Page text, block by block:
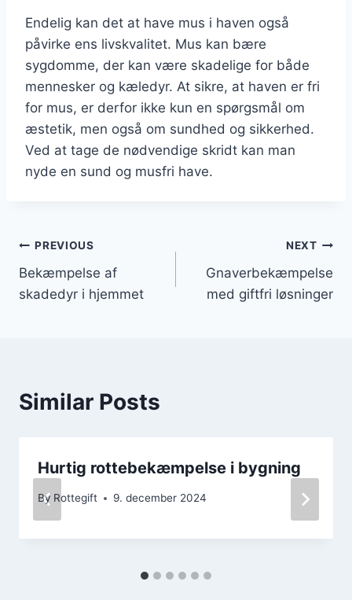
Endelig kan det at have mus i haven også
påvirke ens livskvalitet. Mus kan bære
sygdomme, der kan være skadelige for både
mennesker og kæledyr. At sikre, at haven er fri
for mus, er derfor ikke kun en spørgsmål om
æstetik, men også om sundhed og sikkerhed.
Ved at tage de nødvendige skridt kan man
nyde en sund og musfri have.
Indlægsnavigation
PREVIOUS
Bekæmpelse af
skadedyr i hjemmet
NEXT
Gnaverbekæmpelse
med giftfri løsninger
Similar Posts
Hurtig rottebekæmpelse i bygning
By Rottegift 9. december 2024